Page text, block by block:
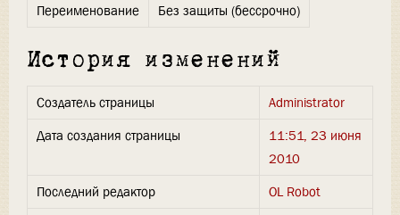
Переименование
Без защиты (бессрочно)
История изменений
Создатель страницы
Administrator
Дата создания страницы
11:51, 23 июня
2010
Последний редактор
OL Robot